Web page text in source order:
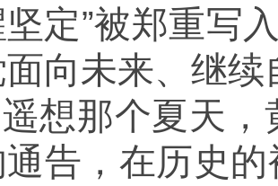
定”被郑重写
面向未来、继
遥想那个夏天
通告，在历史